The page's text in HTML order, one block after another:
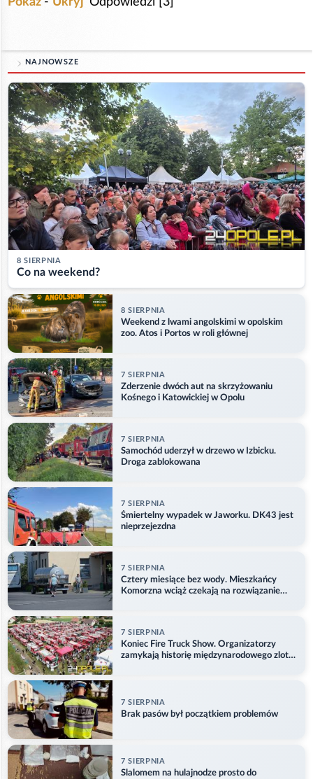
NAJNOWSZE
8 SIERPNIA
Co na weekend?
8 SIERPNIA
Weekend z lwami angolskimi w opolskim
zoo. Atos i Portos w roli głównej
7 SIERPNIA
Zderzenie dwóch aut na skrzyżowaniu
Kośnego i Katowickiej w Opolu
7 SIERPNIA
Samochód uderzył w drzewo w Izbicku.
Droga zablokowana
7 SIERPNIA
Śmiertelny wypadek w Jaworku. DK43 jest
nieprzejezdna
7 SIERPNIA
Cztery miesiące bez wody. Mieszkańcy
Komorzna wciąż czekają na rozwiązanie
7 SIERPNIA
Koniec Fire Truck Show. Organizatorzy
zamykają historię międzynarodowego zlotu
7 SIERPNIA
Brak pasów był początkiem problemów
7 SIERPNIA
Slalomem na hulajnodze prosto do